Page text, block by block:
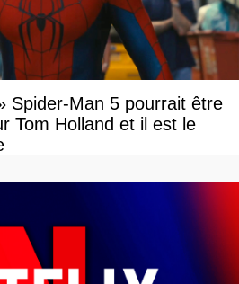
Spider-Man 5 pourrait être
Holland et il est le